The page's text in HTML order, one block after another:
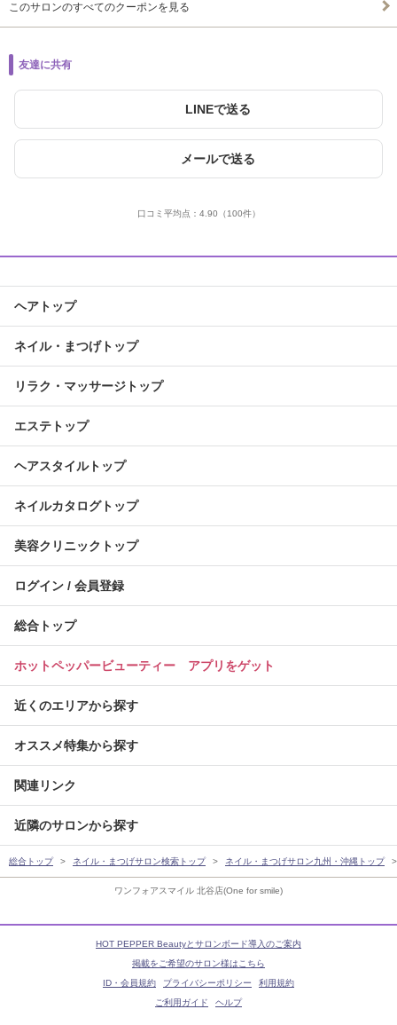
ワンフォアスマイル 北谷店(One for smile)
このサロンのすべてのクーポンを見る
友達に共有
LINEで送る
メールで送る
口コミ平均点： 4.90 （100件）
ヘアトップ
ネイル・まつげトップ
リラク・マッサージトップ
エステトップ
ヘアスタイルトップ
ネイルカタログトップ
美容クリニックトップ
ログイン / 会員登録
総合トップ
ホットペッパービューティー アプリをゲット
近くのエリアから探す
オススメ特集から探す
関連リンク
近隣のサロンから探す
総合トップ ネイル・まつげサロン検索トップ ネイル・まつげサロン九州・沖縄トップ
HOT PEPPER Beautyとサロンボード導入のご案内
掲載をご希望のサロン様はこちら
ID・会員規約
プライバシーポリシー
利用規約
ご利用ガイド
ヘルプ